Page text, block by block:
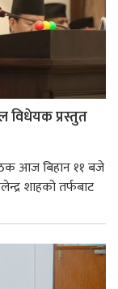
विधेयक प्रस्तुत
आज बिहान ११ बजे
शाहको तर्फबाट